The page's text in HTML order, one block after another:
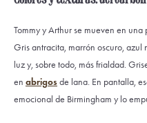
Tommy y Arthur se mueven en
Gris antracita, marrón oscuro,
luz y, sobre todo, más frialdad.
en abrigosde lana. En pantalla,
emocional de Birmingham y lo